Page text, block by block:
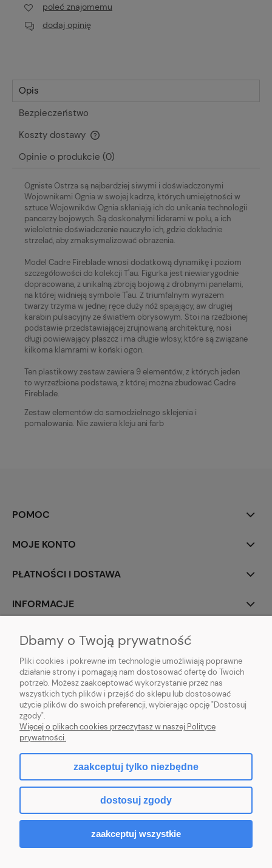
poleć znajomemu
dodaj opinię
Opis
Bezpieczeństwo
Koszty dostawy
Cena nie zawiera ewentualnych kosztów płatności
Opinie o produkcie (0)
Ogniste Ostrza są najbardziej siwymi i doświadczonymi
Wojownikami Ognia w swojej kadrze, których umiejętności w
sztuce Wojowników Ognia skłaniają ich do unikania technologii
pancerzy bojowych. Są doskonałymi liderami w polu, a ich
wieloletnie doświadczenie nauczyło ich, gdzie dokładnie
strzelać, aby zmaksymalizować obrażenia.
Model Cadre Fireblade wnosi dodatkową dynamikę i poziom
szczegółowości do kolekcji T'au. Figurka jest niewiarygodnie
dopracowana, z unikalną zbroją bojową z drobnymi panelami,
na której widnieją symbole T'au. Z triumfalnym wyrazem
twarzy trzyma w jednej ręce duży nóż spajający, aw drugiej
karabin pulsacyjny ze światłem obrysowym. Stoi na rzeźbionej
podstawie przedstawiającej zrujnowaną architekturę, nosi
długi powiewający płaszcz i ma długie włosy, które są związane
kilkoma klamrami w koński ogon.
Ten plastikowy zestaw zawiera 9 elementów, z których jeden
to wyrzeźbiona podstawa, z której można zbudować Cadre
Fireblade.
Zestaw elementów do samodzielnego sklejenia i
pomalowania. Nie zawiera kleju ani farb
POMOC
MOJE KONTO
PŁATNOŚCI I DOSTAWA
INFORMACJE
O NAS
Sklep z klockami LEGO, Playmobil, modelami Schleich, Bburago, Siku,
zabawkami dla dziewczynek Baby Born, Baby Annabell, Top Model oraz
artykułami modelarskimi Games Workshop, Tamiya, Revell.
Copyright © 2026 tommytoys.pl Wszystkie prawa zastrzeżone.
pokaż pełną wersję strony
Sklep internetowy Shoper.pl
Dbamy o Twoją prywatność
Pliki cookies i pokrewne im technologie umożliwiają poprawne
działanie strony i pomagają nam dostosować ofertę do Twoich
potrzeb. Możesz zaakceptować wykorzystanie przez nas
wszystkich tych plików i przejść do sklepu lub dostosować
użycie plików do swoich preferencji, wybierając opcję "Dostosuj
zgody".
Więcej o plikach cookies przeczytasz w naszej Polityce
prywatności.
zaakceptuj tylko niezbędne
dostosuj zgody
zaakceptuj wszystkie